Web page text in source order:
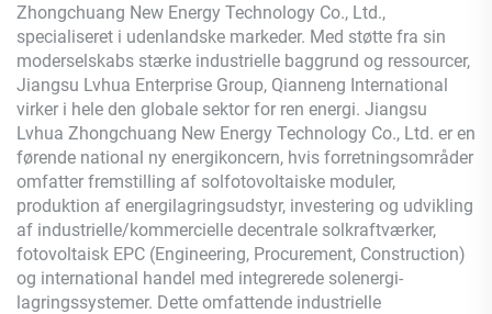
Zhongchuang New Energy Technology Co., Ltd.,
specialiseret i udenlandske markeder. Med støtte fra sin
moderselskabs stærke industrielle baggrund og ressourcer,
Jiangsu Lvhua Enterprise Group, Qianneng International
virker i hele den globale sektor for ren energi. Jiangsu
Lvhua Zhongchuang New Energy Technology Co., Ltd. er en
førende national ny energikoncern, hvis forretningsområder
omfatter fremstilling af solfotovoltaiske moduler,
produktion af energilagringsudstyr, investering og udvikling
af industrielle/kommercielle decentrale solkraftværker,
fotovoltaisk EPC (Engineering, Procurement, Construction)
og international handel med integrerede solenergi-
lagringssystemer. Dette omfattende industrielle